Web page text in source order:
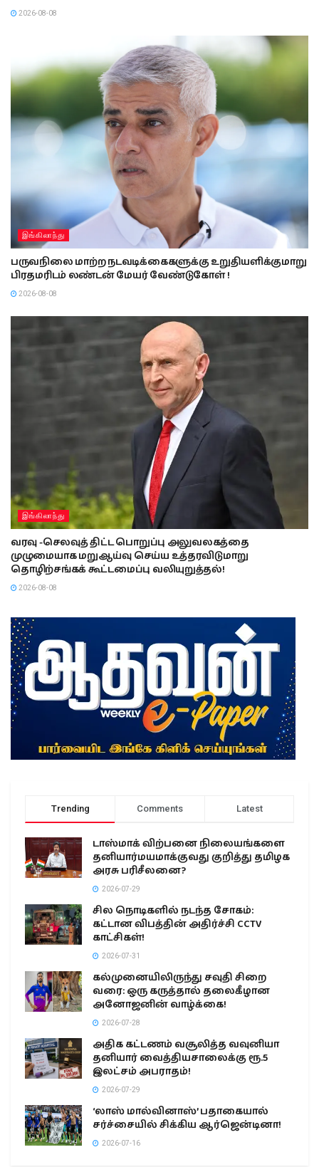
2026-08-08
இங்கிலாந்து
பருவநிலை மாற்ற நடவடிக்கைகளுக்கு உறுதியளிக்குமாறு
பிரதமரிடம் லண்டன் மேயர் வேண்டுகோள் !
2026-08-08
இங்கிலாந்து
வரவு -செலவுத் திட்ட பொறுப்பு அலுவலகத்தை
முழுமையாக மறுஆய்வு செய்ய உத்தரவிடுமாறு
தொழிற்சங்கக் கூட்டமைப்பு வலியுறுத்தல்!
2026-08-08
Trending Comments Latest
டாஸ்மாக் விற்பனை நிலையங்களை
தனியார்மயமாக்குவது குறித்து தமிழக
அரசு பரிசீலனை?
2026-07-29
சில நொடிகளில் நடந்த சோகம்:
கட்டான விபத்தின் அதிர்ச்சி CCTV
காட்சிகள்!
2026-07-31
கல்முனையிலிருந்து சவுதி சிறை
வரை: ஒரு கருத்தால் தலைகீழான
அனோஜனின் வாழ்க்கை!
2026-07-28
அதிக கட்டணம் வசூலித்த வவுனியா
தனியார் வைத்தியசாலைக்கு ரூ.5
இலட்சம் அபராதம்!
2026-07-29
‘லாஸ் மால்வினாஸ்’ பதாகையால்
சர்ச்சையில் சிக்கிய ஆர்ஜென்டினா!
2026-07-16